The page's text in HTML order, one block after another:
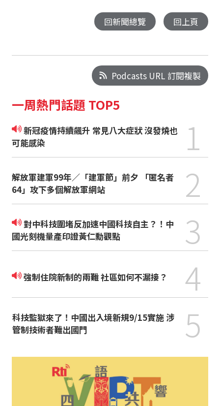
回新聞總覽 回上頁
Podcasts URL 訂閱複製
一周熱門話題 TOP5
新冠疫情持續飆升 常見八大症狀 沒發燒也
可能感染
1
解放軍建軍99年／「建軍節」前夕 「匿名者
64」攻下多個解放軍網站
2
對中科技圍堵反加速中國科技自主？！中
國光刻機量產印證黃仁勳觀點
3
強制住院新制的兩難 社區如何不漏接？ 4
科技監獄來了！中國出入境新規9/15實施 涉
管制技術者難出國門
5